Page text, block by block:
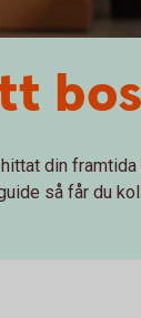
din
så får du